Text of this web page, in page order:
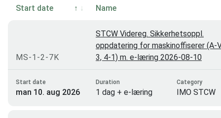
Harstad
48
Trondheim
32
Hammerfest
29
Start date Name
MS-1-2-7K
Start date
man 10. aug 2026
STCW Videreg. Sikkerhetsoppl.
oppdatering for maskinoffiserer (A-
3, 4-1) m. e-læring 2026-08-10
Duration
1 dag + e-læring
Category
IMO STCW